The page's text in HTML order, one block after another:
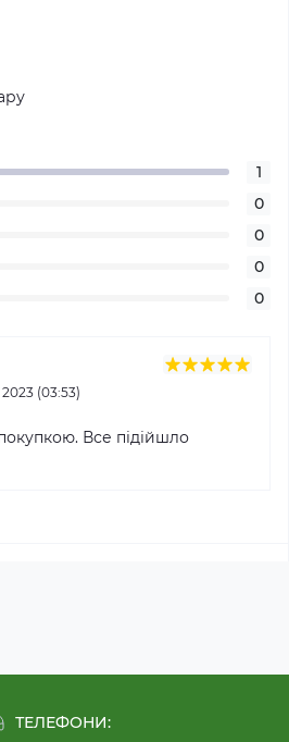
1
0
0
0
0
(03:53)
Все підійшло
ТЕЛЕФОНИ: